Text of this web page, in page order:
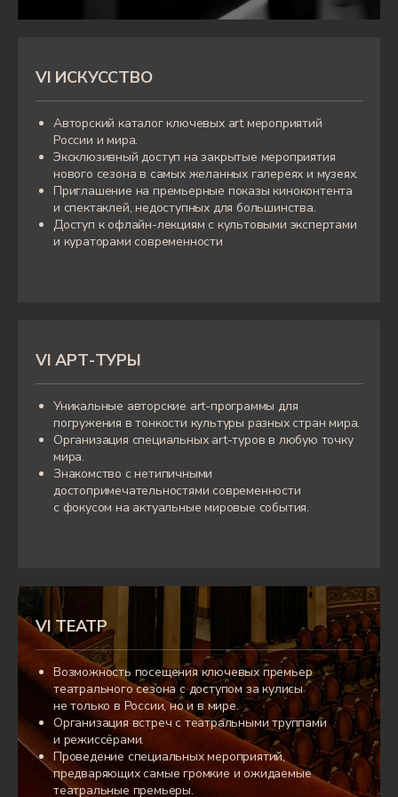
VI ИСКУССТВО
Авторский каталог ключевых art мероприятий
России и мира.
Эксклюзивный доступ на закрытые мероприятия
нового сезона в самых желанных галереях и музеях.
Приглашение на премьерные показы киноконтента
и спектаклей, недоступных для большинства.
Доступ к офлайн-лекциям с культовыми экспертами
и кураторами современности
VI АРТ-ТУРЫ
Уникальные авторские art-программы для
погружения в тонкости культуры разных стран мира.
Организация специальных art-туров в любую точку
мира.
Знакомство с нетипичными
достопримечательностями современности
с фокусом на актуальные мировые события.
VI ТЕАТР
Возможность посещения ключевых премьер
театрального сезона с доступом за кулисы
не только в России, но и в мире.
Организация встреч с театральными труппами
и режиссёрами.
Проведение специальных мероприятий,
предваряющих самые громкие и ожидаемые
театральные премьеры.
ИРИНА ВОЛЬСКАЯ|
Основательница арт-сообщества VI
Community, закрытого клуба
единомышленников,
вдохновляющихся искусством в его
многочисленных проявлениях.
Меценат, патрон художественных
поддерживающая молодых женщин-
художниц; со-основательница телеграм-
канала о культурных событиях «Три
сестры» и создательница ювелирного
бренда ID Jewelry.
В прошлом на протяжении десяти лет
Ирина руководила российским
представительством английского
частного клуба Quintessentially и Prime
Concept.